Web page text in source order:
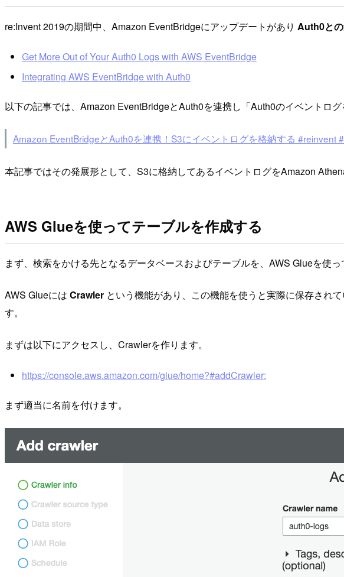
re:Invent 2019の期間中、Amazon EventBridgeにアップデートがあり Auth0との
Get More Out of Your Auth0 Logs with AWS EventBridge
Integrating AWS EventBridge with Auth0
以下の記事では、Amazon EventBridgeとAuth0を連携し「Auth0のイベントロ
Amazon EventBridgeとAuth0を連携！S3にイベントログを格納する #reinvent
本記事ではその発展形として、S3に格納してあるイベントログをAmazon
AWS Glueを使ってテーブルを作成する
まず、検索をかける先となるデータベースおよびテーブルを、AWS Glueを使っ
AWS Glueには Crawler という機能があり、この機能を使うと実際に保存され
す。
まずは以下にアクセスし、Crawlerを作ります。
https://console.aws.amazon.com/glue/home?#addCrawler:
まず適当に名前を付けます。